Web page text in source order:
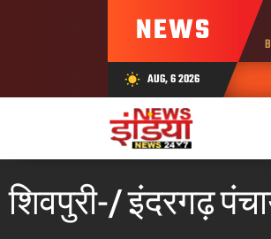
NEWS
wb_sunny AUG, 6 2026
शिवपुरी-/ इंदरगढ़